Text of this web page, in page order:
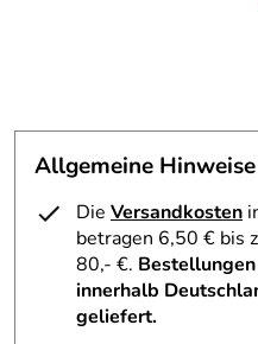
Verwendung & Funktion –
Fensterbank. Die stabile
Nutzung von elektrischen
können Sie Ihre festliche
gestalten.
Ob zur Weihnachtszeit als
Allgemeine
Die Versandkosten
betragen 6,50 € bis
80,- €.
innerhalb
geliefert.